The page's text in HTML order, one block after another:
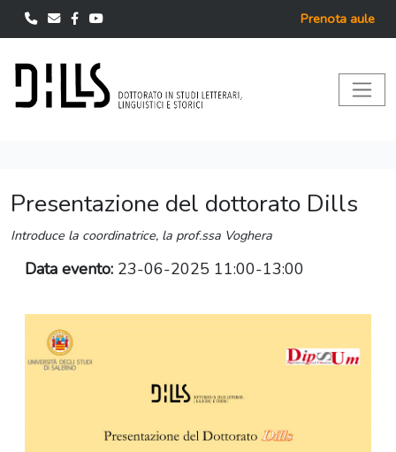
Prenota aule
Presentazione del dottorato Dills
Introduce la coordinatrice, la prof.ssa Voghera
Data evento: 23-06-2025 11:00-13:00